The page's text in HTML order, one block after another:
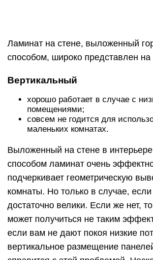
достаточно велики. Если же нет, то
может получиться не таким
если вам не дают покоя низкие
справится с этой проблемой.
очень убедительно раскрывающих
вертикальной отделки стен